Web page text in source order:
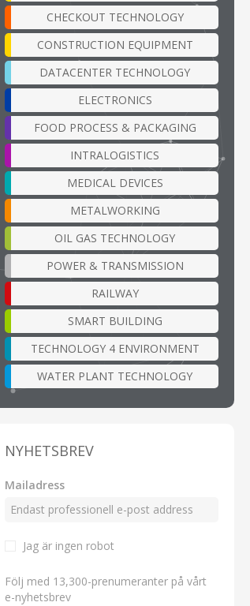
CHECKOUT TECHNOLOGY
CONSTRUCTION EQUIPMENT
DATACENTER TECHNOLOGY
ELECTRONICS
FOOD PROCESS & PACKAGING
INTRALOGISTICS
MEDICAL DEVICES
METALWORKING
OIL GAS TECHNOLOGY
POWER & TRANSMISSION
RAILWAY
SMART BUILDING
TECHNOLOGY 4 ENVIRONMENT
WATER PLANT TECHNOLOGY
NYHETSBREV
Mailadress
Jag är ingen robot
Följ med 13,300-prenumeranter på vårt
e-nyhetsbrev